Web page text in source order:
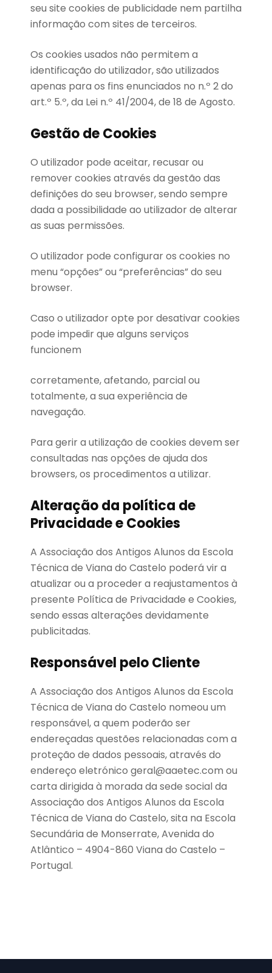
seu site cookies de publicidade nem partilha
informação com sites de terceiros.
Os cookies usados não permitem a
identificação do utilizador, são utilizados
apenas para os fins enunciados no n.º 2 do
art.º 5.º, da Lei n.º 41/2004, de 18 de Agosto.
Gestão de Cookies
O utilizador pode aceitar, recusar ou
remover cookies através da gestão das
definições do seu browser, sendo sempre
dada a possibilidade ao utilizador de alterar
as suas permissões.
O utilizador pode configurar os cookies no
menu “opções” ou “preferências” do seu
browser.
Caso o utilizador opte por desativar cookies
pode impedir que alguns serviços
funcionem
corretamente, afetando, parcial ou
totalmente, a sua experiência de
navegação.
Para gerir a utilização de cookies devem ser
consultadas nas opções de ajuda dos
browsers, os procedimentos a utilizar.
Alteração da política de
Privacidade e Cookies
A Associação dos Antigos Alunos da Escola
Técnica de Viana do Castelo poderá vir a
atualizar ou a proceder a reajustamentos à
presente Política de Privacidade e Cookies,
sendo essas alterações devidamente
publicitadas.
Responsável pelo Cliente
A Associação dos Antigos Alunos da Escola
Técnica de Viana do Castelo nomeou um
responsável, a quem poderão ser
endereçadas questões relacionadas com a
proteção de dados pessoais, através do
endereço eletrónico geral@aaetec.com ou
carta dirigida à morada da sede social da
Associação dos Antigos Alunos da Escola
Técnica de Viana do Castelo, sita na Escola
Secundária de Monserrate, Avenida do
Atlântico – 4904-860 Viana do Castelo –
Portugal.